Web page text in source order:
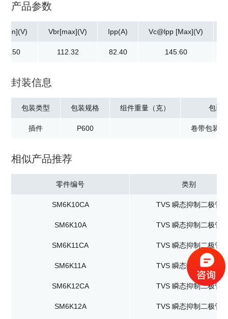
产品参数
Vbr[max](V)
112.32
Ipp(A)
82.40
Vc@lpp [Max](V)
145.60
封装信息
包装类型
插件
包装规格
P600
组件重量（克） 包装
卷带包装
相似产品推荐
零件编号 类别
SM6K10CA TVS 瞬态抑制二极管
SM6K10A TVS 瞬态抑制二极管
SM6K11CA TVS 瞬态抑制二极管
SM6K11A TVS 瞬态抑制二极管
SM6K12CA TVS 瞬态抑制二极管
SM6K12A TVS 瞬态抑制二极管